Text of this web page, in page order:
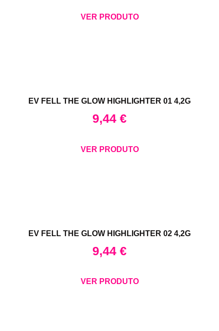
VER PRODUTO
EV FELL THE GLOW HIGHLIGHTER 01 4,2G
9,44 €
VER PRODUTO
EV FELL THE GLOW HIGHLIGHTER 02 4,2G
9,44 €
VER PRODUTO